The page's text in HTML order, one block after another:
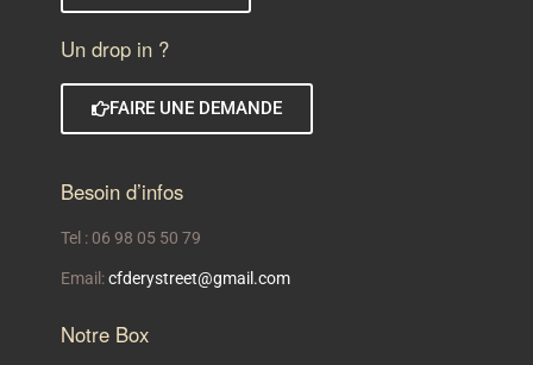
Un drop in ?
FAIRE UNE DEMANDE
Besoin d’infos
Tel : 06 98 05 50 79
Email:cfderystreet@gmail.com
Notre Box